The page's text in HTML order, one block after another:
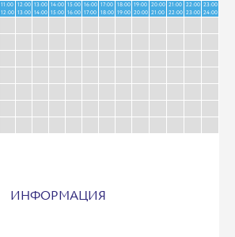
11:00
12:00
12:00
13:00
13:00
14:00
14:00
15:00
15:00
16:00
16:00
17:00
17:00
18:00
18:00
19:00
19:00
20:00
20:00
21:00
21:00
22:00
22:00
23:00
23:00
24:00
ИНФОРМАЦИЯ